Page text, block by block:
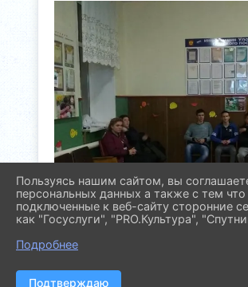
Пользуясь нашим сайтом, вы
персональных данных а также с тем
подключенные к веб-сайту сторонние
как "Госуслуги", "PRO.Культура",
Подробнее
Подтверждаю